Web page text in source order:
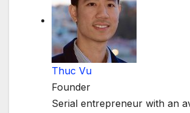
Thuc Vu
Founder
Serial entrepreneur with an